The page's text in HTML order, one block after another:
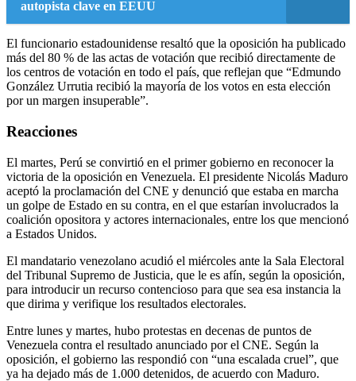
autopista clave en EEUU
El funcionario estadounidense resaltó que la oposición ha publicado
más del 80 % de las actas de votación que recibió directamente de
los centros de votación en todo el país, que reflejan que “Edmundo
González Urrutia recibió la mayoría de los votos en esta elección
por un margen insuperable”.
Reacciones
El martes, Perú se convirtió en el primer gobierno en reconocer la
victoria de la oposición en Venezuela. El presidente Nicolás Maduro
aceptó la proclamación del CNE y denunció que estaba en marcha
un golpe de Estado en su contra, en el que estarían involucrados la
coalición opositora y actores internacionales, entre los que mencionó
a Estados Unidos.
El mandatario venezolano acudió el miércoles ante la Sala Electoral
del Tribunal Supremo de Justicia, que le es afín, según la oposición,
para introducir un recurso contencioso para que sea esa instancia la
que dirima y verifique los resultados electorales.
Entre lunes y martes, hubo protestas en decenas de puntos de
Venezuela contra el resultado anunciado por el CNE. Según la
oposición, el gobierno las respondió con “una escalada cruel”, que
ya ha dejado más de 1.000 detenidos, de acuerdo con Maduro.